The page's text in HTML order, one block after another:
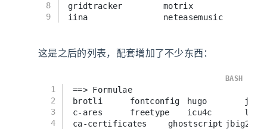
8
9
这是之后的列表，配套增加了不少东西：
1
2
3
4
==> Formulae
BASH